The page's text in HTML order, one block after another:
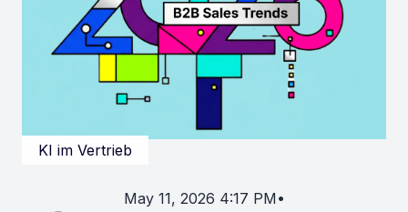
KI im Vertrieb
May 11, 2026 4:17 PM•